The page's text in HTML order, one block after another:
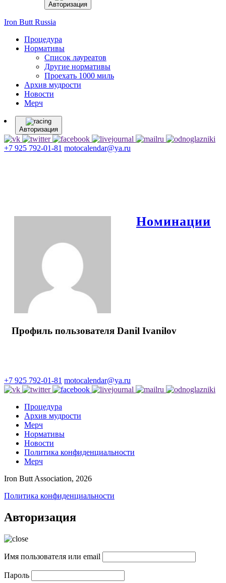
Авторизация
Iron Butt Russia
Процедура
Нормативы
Список лауреатов
Другие нормативы
Проехать 1000 миль
Архив мудрости
Новости
Мерч
Авторизация
+7 925 792-01-81 motocalendar@ya.ru
Номинации
Профиль пользователя Danil Ivanilov
+7 925 792-01-81 motocalendar@ya.ru
Процедура
Архив мудрости
Мерч
Нормативы
Новости
Политика конфиденциальности
Мерч
Iron Butt Association, 2026
Политика конфиденциальности
Авторизация
Имя пользователя или email
Пароль